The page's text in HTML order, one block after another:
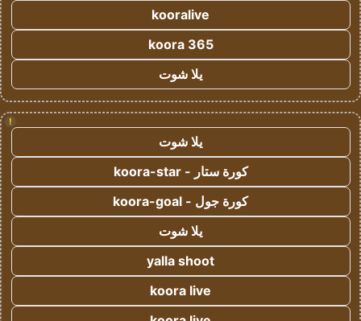
kooralive
koora 365
يلا شوت
!
يلا شوت
كورة ستار - koora-star
كورة جول - koora-goal
يلا شوت
yalla shoot
koora live